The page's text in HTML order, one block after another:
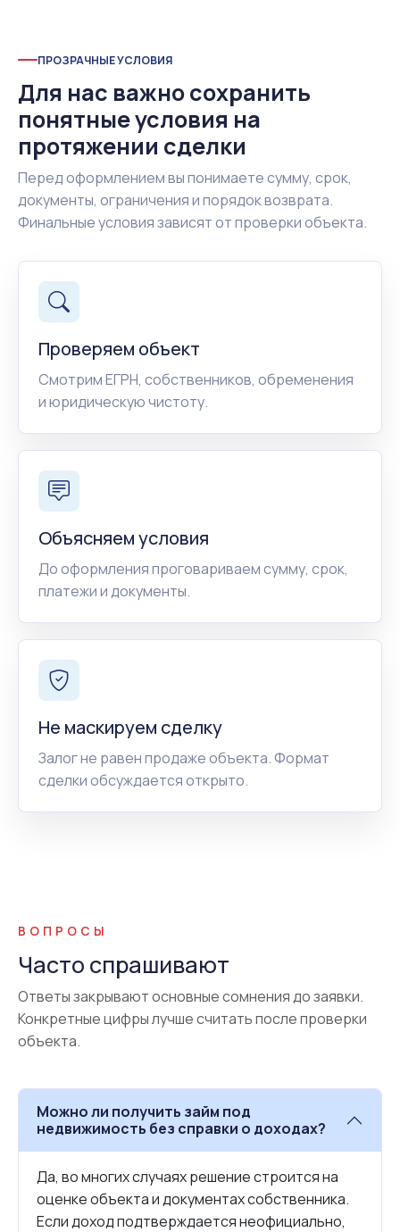
ПРОЗРАЧНЫЕ УСЛОВИЯ
Для нас важно сохранить
понятные условия на
протяжении сделки
Перед оформлением вы понимаете сумму, срок,
документы, ограничения и порядок возврата.
Финальные условия зависят от проверки объекта.
Проверяем объект
Смотрим ЕГРН, собственников, обременения
и юридическую чистоту.
Объясняем условия
До оформления проговариваем сумму, срок,
платежи и документы.
Не маскируем сделку
Залог не равен продаже объекта. Формат
сделки обсуждается открыто.
ВОПРОСЫ
Часто спрашивают
Ответы закрывают основные сомнения до заявки.
Конкретные цифры лучше считать после проверки
объекта.
Можно ли получить займ под
недвижимость без справки о доходах?
Да, во многих случаях решение строится на
оценке объекта и документах собственника.
Если доход подтверждается неофициально,